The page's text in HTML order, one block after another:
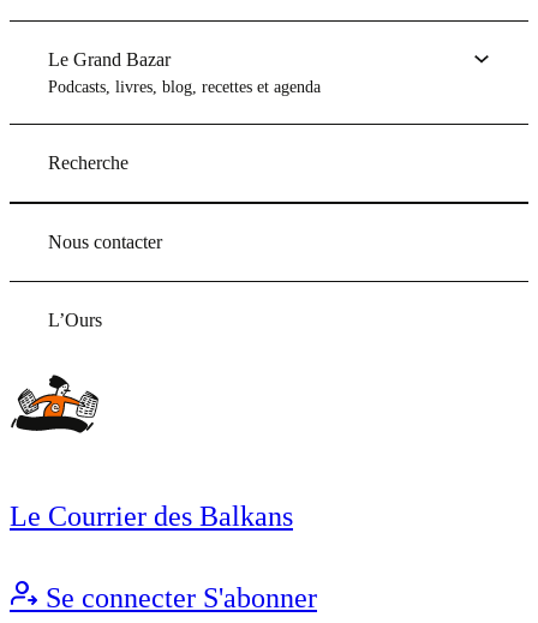
Le Grand Bazar
Podcasts, livres, blog, recettes et agenda
Recherche
Nous contacter
L’Ours
Le Courrier des Balkans
Se connecter S'abonner